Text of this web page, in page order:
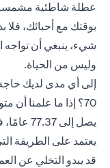
عطلة شاطئية مشمسة
بوقتك مع أحبائك،
شيء، ينبغي أن تواجه
وليس من الحياة.
70؟ إذا ما علمنا
يصل
يعتمد على الطريقة
قد يبدو التخلي عن